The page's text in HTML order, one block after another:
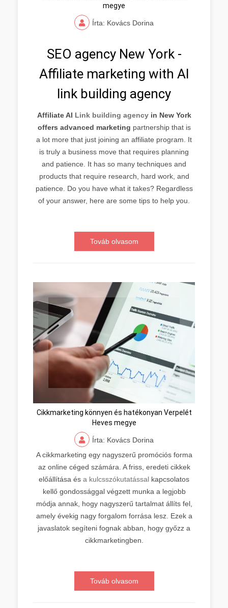
megye
Írta: Kovács Dorina
SEO agency New York -
Affiliate marketing with AI
link building agency
Affiliate AI Link building agencyin New York
offers advanced marketing partnership that is
a lot more that just joining an affiliate program. It
is truly a business move that requires planning
and patience. It has so many techniques and
products that require research, hard work, and
patience. Do you have what it takes? Regardless
of your answer, here are some tips to help you.
Továb olvasom
Cikkmarketing könnyen és hatékonyan Verpelét
Heves megye
Írta: Kovács Dorina
A cikkmarketing egy nagyszerű promóciós forma
az online céged számára. A friss, eredeti cikkek
előállítása és a kulcsszókutatással kapcsolatos
kellő gondossággal végzett munka a legjobb
módja annak, hogy nagyszerű tartalmat állíts fel,
amely évekig nagy forgalom forrása lesz. Ezek a
javaslatok segíteni fognak abban, hogy győzz a
cikkmarketingben.
Továb olvasom